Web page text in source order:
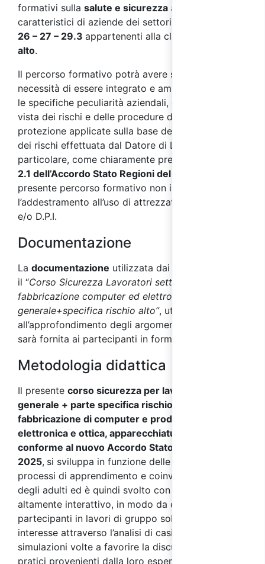
formativi sulla salute e sicurezza ai
caratteristici di aziende dei settori
26 – 27 – 29.3 appartenenti alla classe di
alto.
Il percorso formativo potrà avere successivamente
necessità di essere integrato e ampliato secondo
le specifiche peculiarità aziendali, dal punto di
vista dei rischi e delle procedure di prevenzione e
protezione applicate sulla base della valutazione
dei rischi effettuata dal Datore di Lavoro. In
particolare, come chiaramente precisato dal
2.1 dell’Accordo Stato Regioni del 17/04/2025
presente percorso formativo non include
l’addestramento all’uso di attrezzature di lavoro
e/o D.P.I.
Documentazione
La documentazione utilizzata dai docenti durante
il “Corso Sicurezza Lavoratori settore
fabbricazione computer ed elettronica - parte
generale+specifica rischio alto”, utile
all’approfondimento degli argomenti affrontati,
sarà fornita ai partecipanti in formato digitale.
Metodologia didattica
Il presente corso sicurezza per lavoratori parte
generale + parte specifica rischio alto settore
fabbricazione di computer e prodotti di
elettronica e ottica, apparecchiature elettriche,
conforme al nuovo Accordo Stato Regioni
2025, si sviluppa in funzione delle specificità dei
processi di apprendimento e coinvolgimento tipici
degli adulti ed è quindi svolto con metodo
altamente interattivo, in modo da coinvolgere i
partecipanti in lavori di gruppo sollecitando il loro
interesse attraverso l’analisi di casi studio e
simulazioni volte a favorire la discussione su casi
pratici provenienti dalla loro esperienza.